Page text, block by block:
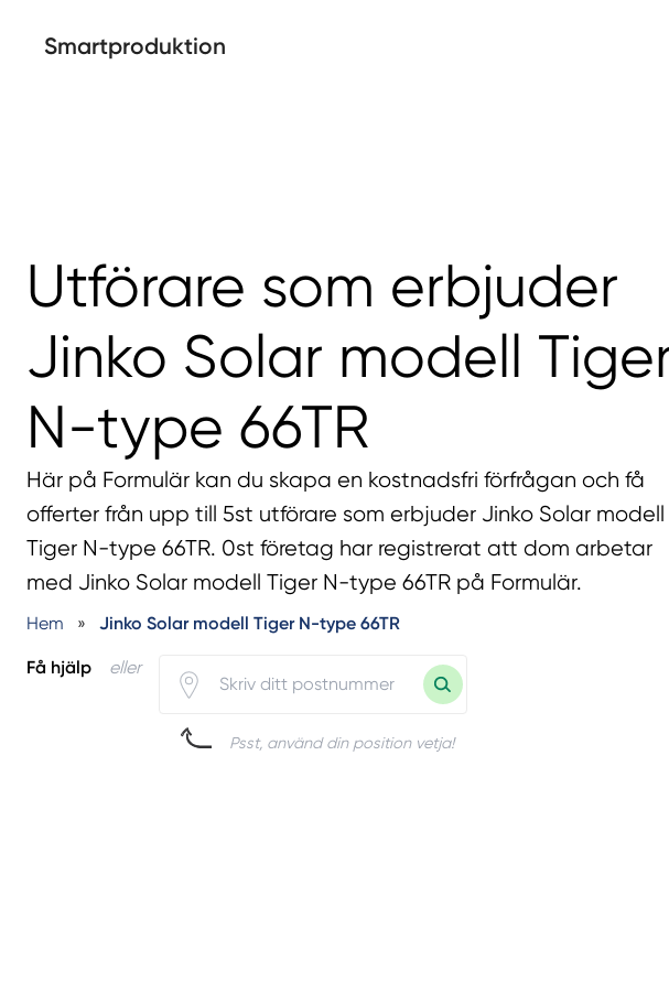
Smartproduktion
Utförare som erbjuder
Jinko Solar modell
N-type 66TR
Här på Formulär kan du skapa en kostnadsfri förfrågan och få
offerter från upp till 5st utförare som erbjuder Jinko Solar modell
Tiger N-type 66TR. 0st företag har registrerat att dom arbetar
med Jinko Solar modell Tiger N-type 66TR på Formulär.
Hem » Jinko Solar modell Tiger N-type 66TR
Få hjälp eller
Psst, använd din position vetja!